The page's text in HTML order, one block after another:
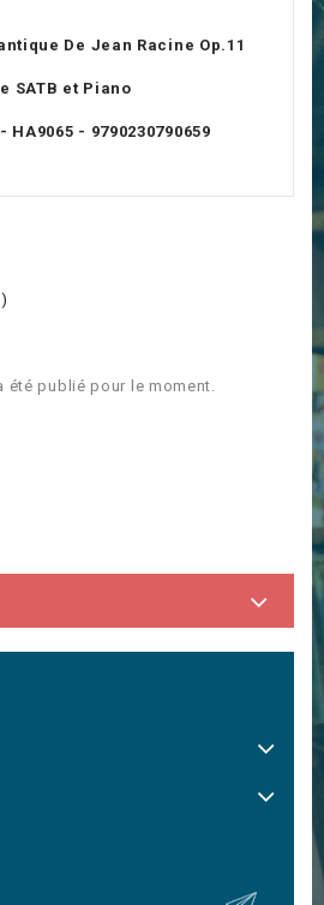
De Jean Racine Op.11
SATB et Piano
- 9790230790659
été publié pour le moment.